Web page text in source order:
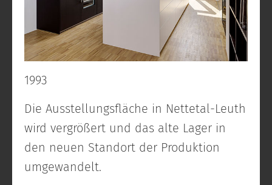
1993
Die Ausstellungsfläche in Nettetal-Leuth
wird vergrößert und das alte Lager in
den neuen Standort der Produktion
umgewandelt.